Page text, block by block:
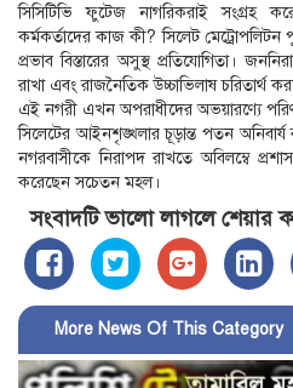
সিসিটিভি ফুটেজ নাগরিকরাই সংগ্রহ
কর্মকর্তাদের কাজ কী? সিলেট
প্রভাব বিস্তারের অসুস্থ প্রতিযোগিতা।
রাখা এবং রাজনৈতিক উচ্চাভিলাষ চরিতার্থ
এই নগরী এখন অপরাধীদের অভয়ারণ্যে
সিলেটের আইনশৃঙ্খলার চূড়ান্ত পতন
নগরবাসীকে নিরাপদ রাখতে অবিলম্বে
করেছেন সচেতন মহল।
সংবাদটি ভালো লাগলে শেয়ার
More News Of This Category